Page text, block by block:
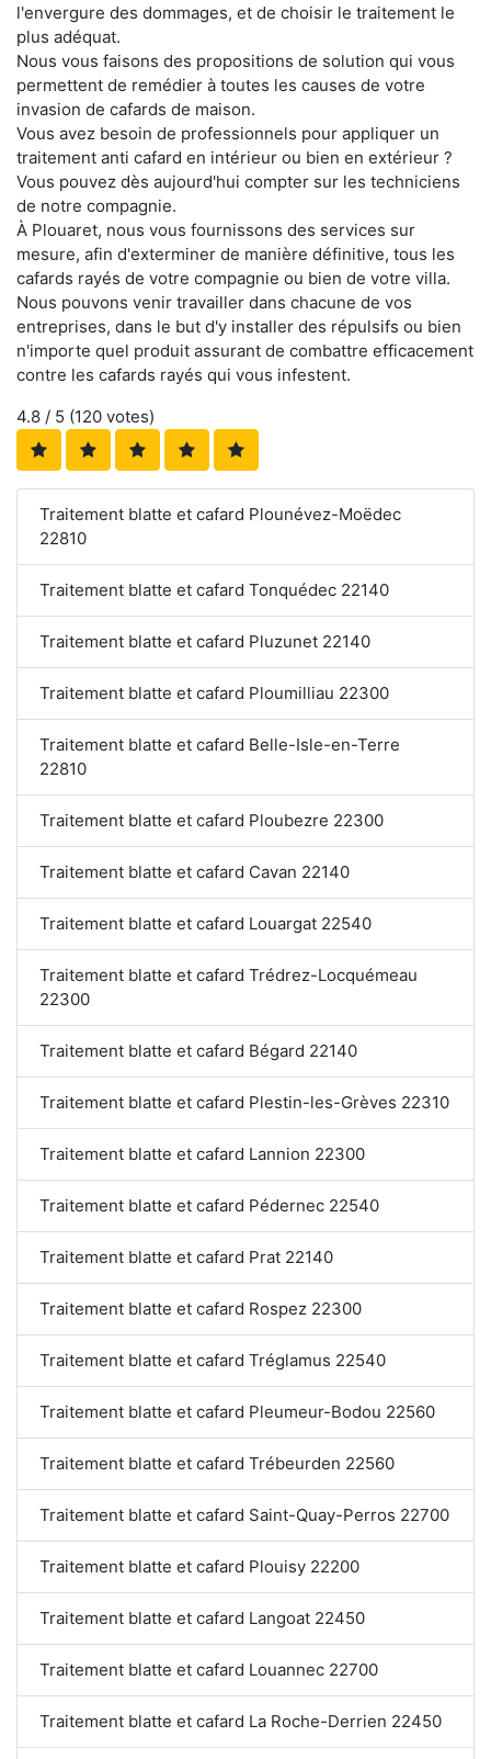
l'envergure des dommages, et de choisir le traitement le
plus adéquat.
Nous vous faisons des propositions de solution qui vous
permettent de remédier à toutes les causes de votre
invasion de cafards de maison.
Vous avez besoin de professionnels pour appliquer un
traitement anti cafard en intérieur ou bien en extérieur ?
Vous pouvez dès aujourd'hui compter sur les techniciens
de notre compagnie.
À Plouaret, nous vous fournissons des services sur
mesure, afin d'exterminer de manière définitive, tous les
cafards rayés de votre compagnie ou bien de votre villa.
Nous pouvons venir travailler dans chacune de vos
entreprises, dans le but d'y installer des répulsifs ou bien
n'importe quel produit assurant de combattre efficacement
contre les cafards rayés qui vous infestent.
4.8 / 5 (120 votes)
Traitement blatte et cafard Plounévez-Moëdec
22810
Traitement blatte et cafard Tonquédec 22140
Traitement blatte et cafard Pluzunet 22140
Traitement blatte et cafard Ploumilliau 22300
Traitement blatte et cafard Belle-Isle-en-Terre
22810
Traitement blatte et cafard Ploubezre 22300
Traitement blatte et cafard Cavan 22140
Traitement blatte et cafard Louargat 22540
Traitement blatte et cafard Trédrez-Locquémeau
22300
Traitement blatte et cafard Bégard 22140
Traitement blatte et cafard Plestin-les-Grèves 22310
Traitement blatte et cafard Lannion 22300
Traitement blatte et cafard Pédernec 22540
Traitement blatte et cafard Prat 22140
Traitement blatte et cafard Rospez 22300
Traitement blatte et cafard Tréglamus 22540
Traitement blatte et cafard Pleumeur-Bodou 22560
Traitement blatte et cafard Trébeurden 22560
Traitement blatte et cafard Saint-Quay-Perros 22700
Traitement blatte et cafard Plouisy 22200
Traitement blatte et cafard Langoat 22450
Traitement blatte et cafard Louannec 22700
Traitement blatte et cafard La Roche-Derrien 22450